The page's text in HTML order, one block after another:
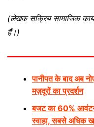
(लेखक सक्रिय सामाजिक
हैं।)
पानीपत के बाद अब
मज़दूरों का प्रदर्शन
बजट का 60% आवंटन
स्वाहा, सबसे अधिक